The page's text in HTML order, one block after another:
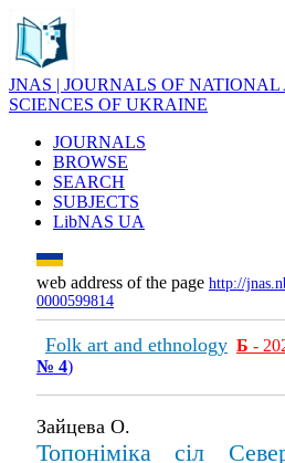
JNAS | JOURNALS OF
SCIENCES OF UKRAINE
JOURNALS
BROWSE
SEARCH
SUBJECTS
LibNAS UA
web address of the page http://
0000599814
Folk art and ethnology Б -
№ 4)
Зайцева О.
Топоніміка сіл